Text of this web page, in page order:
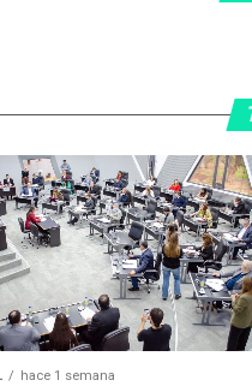
hace 1 semana